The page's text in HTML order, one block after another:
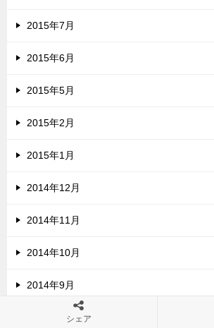
2015年7月
2015年6月
2015年5月
2015年2月
2015年1月
2014年12月
2014年11月
2014年10月
2014年9月
2014年8月シェア